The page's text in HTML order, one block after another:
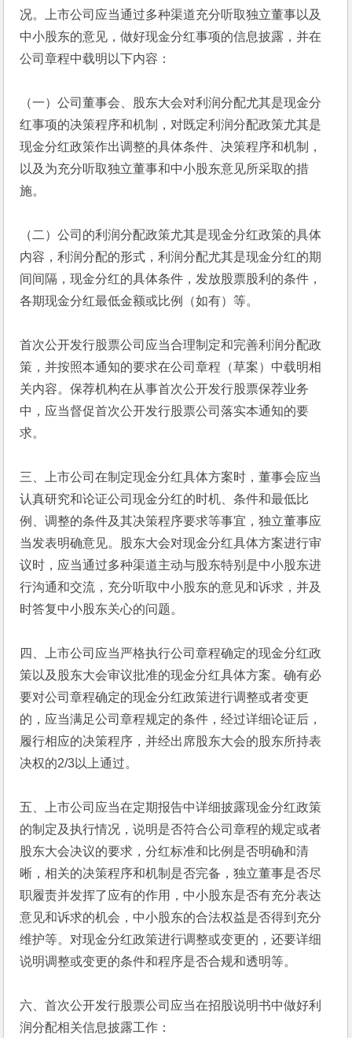
况。上市公司应当通过多种渠道充分听取独立董事以及
中小股东的意见，做好现金分红事项的信息披露，并在
公司章程中载明以下内容：
（一）公司董事会、股东大会对利润分配尤其是现金分
红事项的决策程序和机制，对既定利润分配政策尤其是
现金分红政策作出调整的具体条件、决策程序和机制，
以及为充分听取独立董事和中小股东意见所采取的措
施。
（二）公司的利润分配政策尤其是现金分红政策的具体
内容，利润分配的形式，利润分配尤其是现金分红的期
间间隔，现金分红的具体条件，发放股票股利的条件，
各期现金分红最低金额或比例（如有）等。
首次公开发行股票公司应当合理制定和完善利润分配政
策，并按照本通知的要求在公司章程（草案）中载明相
关内容。保荐机构在从事首次公开发行股票保荐业务
中，应当督促首次公开发行股票公司落实本通知的要
求。
三、上市公司在制定现金分红具体方案时，董事会应当
认真研究和论证公司现金分红的时机、条件和最低比
例、调整的条件及其决策程序要求等事宜，独立董事应
当发表明确意见。股东大会对现金分红具体方案进行审
议时，应当通过多种渠道主动与股东特别是中小股东进
行沟通和交流，充分听取中小股东的意见和诉求，并及
时答复中小股东关心的问题。
四、上市公司应当严格执行公司章程确定的现金分红政
策以及股东大会审议批准的现金分红具体方案。确有必
要对公司章程确定的现金分红政策进行调整或者变更
的，应当满足公司章程规定的条件，经过详细论证后，
履行相应的决策程序，并经出席股东大会的股东所持表
决权的2/3以上通过。
五、上市公司应当在定期报告中详细披露现金分红政策
的制定及执行情况，说明是否符合公司章程的规定或者
股东大会决议的要求，分红标准和比例是否明确和清
晰，相关的决策程序和机制是否完备，独立董事是否尽
职履责并发挥了应有的作用，中小股东是否有充分表达
意见和诉求的机会，中小股东的合法权益是否得到充分
维护等。对现金分红政策进行调整或变更的，还要详细
说明调整或变更的条件和程序是否合规和透明等。
六、首次公开发行股票公司应当在招股说明书中做好利
润分配相关信息披露工作：